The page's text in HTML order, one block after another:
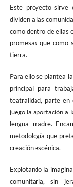
Este proyecto sirve
dividen a las
como dentro de ellas
promesas que como
tierra.
Para ello se plantea
principal para
teatralidad, parte en
juego la aportación a
lengua madre.
metodología que
creación escénica.
Explotando la
comunitaria, sin